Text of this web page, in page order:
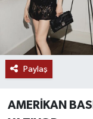
Paylaş
AMERİKAN